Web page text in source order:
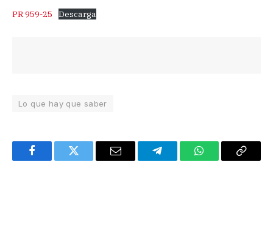
PR 959-25 Descarga
Lo que hay que saber
FacebookTwitter Email TelegramWhatsAppCopy